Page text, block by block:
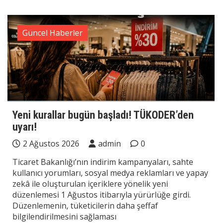
Güncel Haberler
Yeni kurallar bugün başladı! TÜKODER’den
uyarı!
2 Ağustos 2026 admin
0
Ticaret Bakanlığı’nın indirim kampanyaları, sahte
kullanıcı yorumları, sosyal medya reklamları ve yapay
zekâ ile oluşturulan içeriklere yönelik yeni
düzenlemesi 1 Ağustos itibarıyla yürürlüğe girdi.
Düzenlemenin, tüketicilerin daha şeffaf
bilgilendirilmesini sağlaması